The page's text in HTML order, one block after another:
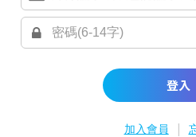
登入
加入會員 |